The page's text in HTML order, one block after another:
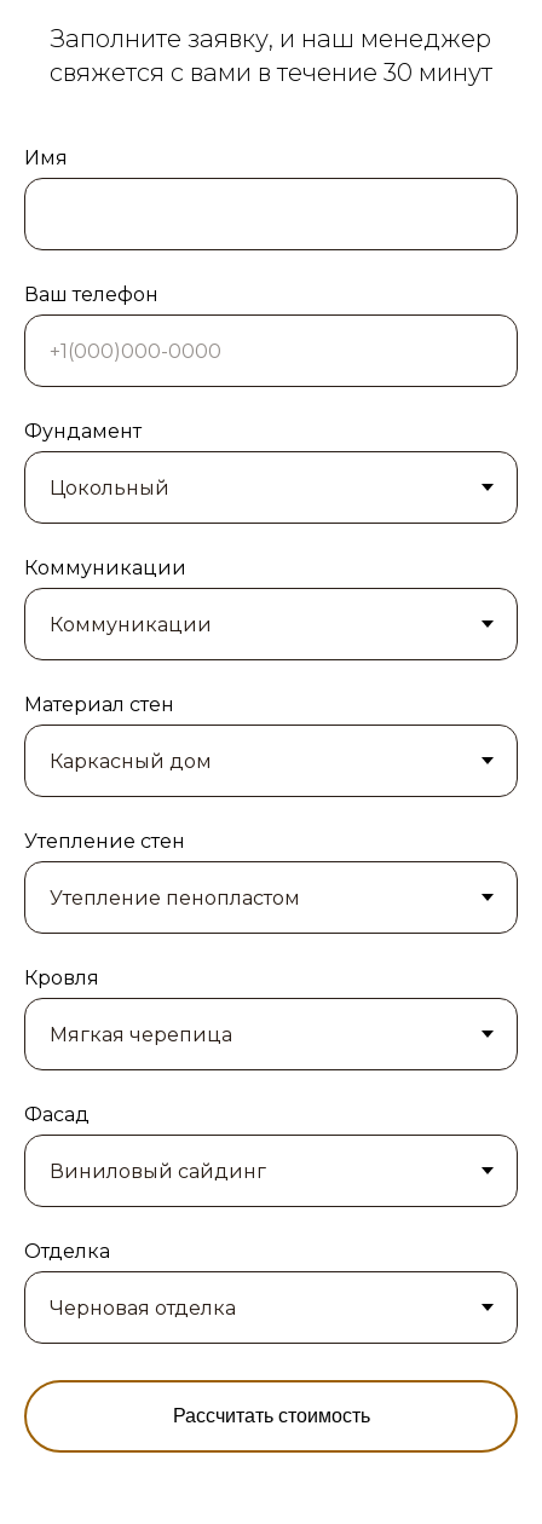
Заполните заявку, и наш менеджер
свяжется с вами в течение 30 минут
Имя
Ваш телефон
Фундамент
Коммуникации
Материал стен
Утепление стен
Кровля
Фасад
Отделка
Рассчитать стоимость